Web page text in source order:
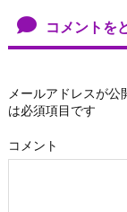
コメントを
メールアドレスが公
は必須項目です
コメント